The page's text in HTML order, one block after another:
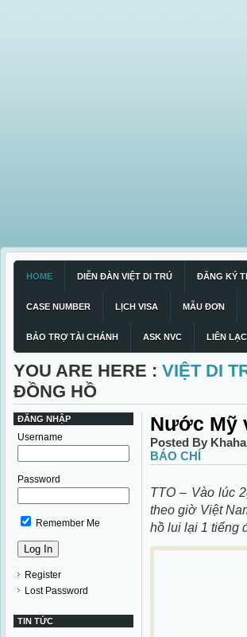
HOME DIỄN ĐÀN VIỆT DI TRÚ ĐĂNG KÝ
CASE NUMBER LỊCH VISA MẪU ĐƠN
BẢO TRỢ TÀI CHÁNH ASK NVC LIÊN LẠC
YOU ARE HERE : VIỆT DI
ĐỒNG HỒ
ĐĂNG NHẬP
Username
Password
Remember Me
Register
Lost Password
TIN TỨC
Nước Mỹ
Posted By
BÁO CHÍ
TTO – Vào lúc
theo giờ Việt
hồ lui lại 1 tiếng